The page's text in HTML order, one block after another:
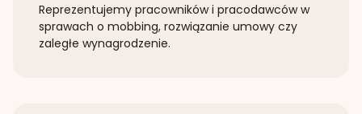
Reprezentujemy pracowników i pracodawców w
sprawach o mobbing, rozwiązanie umowy czy
zaległe wynagrodzenie.